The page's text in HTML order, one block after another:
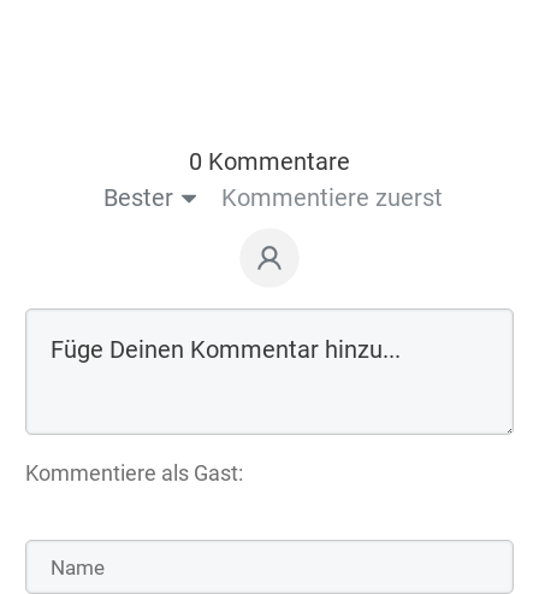
0 Kommentare
Bester
Kommentiere zuerst
Kommentiere als Gast: